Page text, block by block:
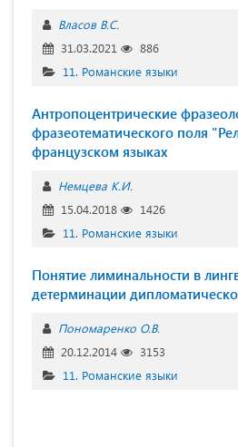
Власов В.С.
31.03.2021
886
11. Романские языки
Антропоцентрические
фразеотематического поля
французском языках
Немцева К.И.
15.04.2018
1426
11. Романские языки
Понятие лиминальности в
детерминации
Пономаренко О.В.
20.12.2014
3153
11. Романские языки